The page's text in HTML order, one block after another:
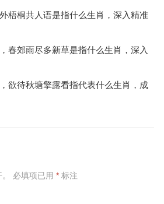
梧桐共人语是指什么生肖，深入精准
春郊雨尽多新草是指什么生肖，深入
欲待秋塘擎露看指代表什么生肖，成
必填项已用 *标注